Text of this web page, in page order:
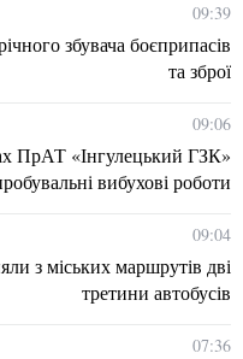
09:39
збувача боєприпасів
та зброї
09:06
ПрАТ «Інгулецький ГЗК»
вибухові роботи
09:04
з міських маршрутів дві
третини автобусів
07:36